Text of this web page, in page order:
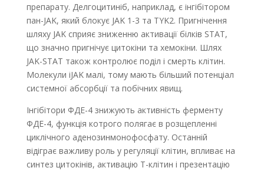
препарату. Делгоцитиніб, наприклад, є інгібітором
пан-JAK, який блокує JAK 1-3 та TYK2. Пригнічення
шляху JAK сприяє зниженню активації білків STAT,
що значно пригнічує цитокіни та хемокіни. Шлях
JAK-STAT також контролює поділ і смерть клітин.
Молекули іJAK малі, тому мають більший потенціал
системної абсорбції та побічних явищ.
Інгібітори ФДЕ-4 знижують активність ферменту
ФДЕ-4, функція котрого полягає в розщепленні
циклічного аденозинмонофосфату. Останній
відіграє важливу роль у регуляції клітин, впливає на
синтез цитокінів, активацію Т-клітин і презентацію